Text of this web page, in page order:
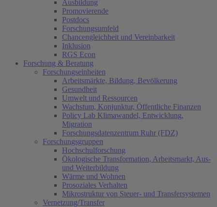
Ausbildung
Promovierende
Postdocs
Forschungsumfeld
Chancengleichheit und Vereinbarkeit
Inklusion
RGS Econ
Forschung & Beratung
Forschungseinheiten
Arbeitsmärkte, Bildung, Bevölkerung
Gesundheit
Umwelt und Ressourcen
Wachstum, Konjunktur, Öffentliche Finanzen
Policy Lab Klimawandel, Entwicklung,
Migration
Forschungsdatenzentrum Ruhr (FDZ)
Forschungsgruppen
Hochschulforschung
Ökologische Transformation, Arbeitsmarkt, Aus-
und Weiterbildung
Wärme und Wohnen
Prosoziales Verhalten
Mikrostruktur von Steuer- und Transfersystemen
Vernetzung/Transfer